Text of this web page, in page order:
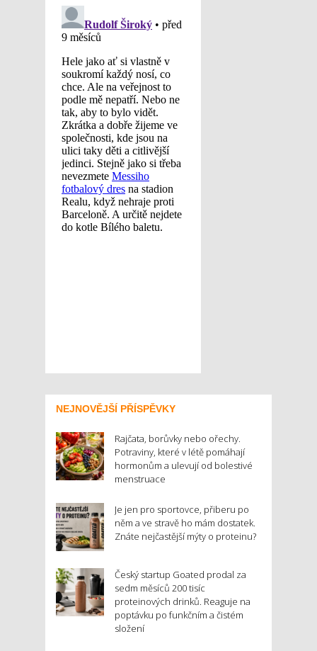
NEJNOVĚJŠÍ PŘÍSPĚVKY
Rajčata, borůvky nebo ořechy.
Potraviny, které v létě pomáhají
hormonům a ulevují od bolestivé
menstruace
Je jen pro sportovce, přiberu po
něm a ve stravě ho mám dostatek.
Znáte nejčastější mýty o proteinu?
Český startup Goated prodal za
sedm měsíců 200 tisíc
proteinových drinků. Reaguje na
poptávku po funkčním a čistém
složení